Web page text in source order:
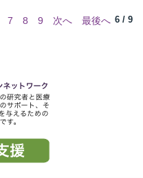
6 / 9
7 8 9 次へ 最後へ